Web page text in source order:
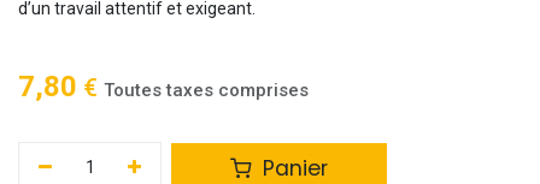
d’un travail attentif et exigeant.
7,80 € Toutes taxes comprises
Panier